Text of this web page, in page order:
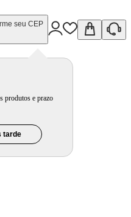
seu CEP
produtos e prazo
tarde